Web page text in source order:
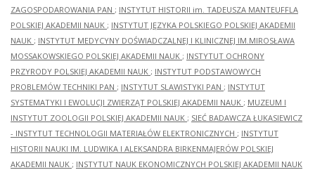
ZAGOSPODAROWANIA PAN ; INSTYTUT HISTORII im. TADEUSZA MANTEUFFLA
POLSKIEJ AKADEMII NAUK ; INSTYTUT JĘZYKA POLSKIEGO POLSKIEJ AKADEMII
NAUK ; INSTYTUT MEDYCYNY DOŚWIADCZALNEJ I KLINICZNEJ IM.MIROSŁAWA
MOSSAKOWSKIEGO POLSKIEJ AKADEMII NAUK ; INSTYTUT OCHRONY
PRZYRODY POLSKIEJ AKADEMII NAUK ; INSTYTUT PODSTAWOWYCH
PROBLEMÓW TECHNIKI PAN ; INSTYTUT SLAWISTYKI PAN ; INSTYTUT
SYSTEMATYKI I EWOLUCJI ZWIERZĄT POLSKIEJ AKADEMII NAUK ; MUZEUM I
INSTYTUT ZOOLOGII POLSKIEJ AKADEMII NAUK ; SIEĆ BADAWCZA ŁUKASIEWICZ
- INSTYTUT TECHNOLOGII MATERIAŁÓW ELEKTRONICZNYCH ; INSTYTUT
HISTORII NAUKI IM. LUDWIKA I ALEKSANDRA BIRKENMAJERÓW POLSKIEJ
AKADEMII NAUK ; INSTYTUT NAUK EKONOMICZNYCH POLSKIEJ AKADEMII NAUK